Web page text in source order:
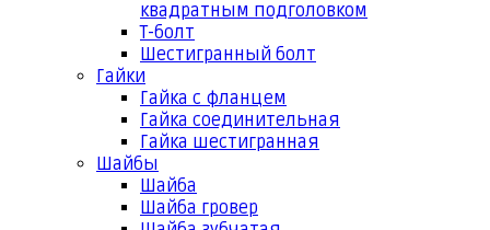
квадратным подголовком
Т-болт
Шестигранный болт
Гайки
Гайка с фланцем
Гайка соединительная
Гайка шестигранная
Шайбы
Шайба
Шайба гровер